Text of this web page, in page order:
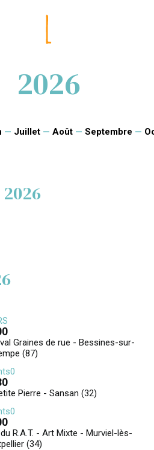
2026
— Juillet— Août— Septembre —
Graines de rue - Bessines-sur-
(87)
Pierre - Sansan (32)
R.A.T. - Art Mixte - Murviel-lès-
(34)